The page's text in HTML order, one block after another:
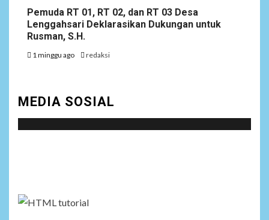
Pemuda RT 01, RT 02, dan RT 03 Desa
Lenggahsari Deklarasikan Dukungan untuk
Rusman, S.H.
1 minggu ago redaksi
MEDIA SOSIAL